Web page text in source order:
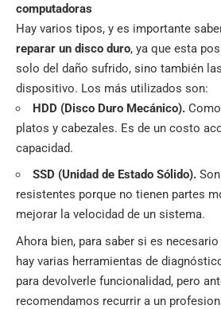
computadoras
Hay varios tipos, y es importante
reparar un disco duro, ya que esta
solo del daño sufrido, sino también
dispositivo. Los más utilizados son:
HDD (Disco Duro Mecánico).
platos y cabezales. Es de un costo
capacidad.
SSD (Unidad de Estado Sólido).
resistentes porque no tienen partes
mejorar la velocidad de un sistema.
Ahora bien, para saber si es necesario
hay varias herramientas de
para devolverle funcionalidad, pero
recomendamos recurrir a un